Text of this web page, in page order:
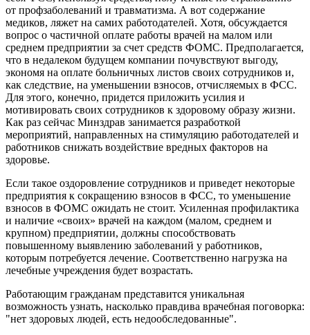
от профзаболеваний и травматизма. А вот содержание
медиков, ляжет на самих работодателей. Хотя, обсуждается
вопрос о частичной оплате работы врачей на малом или
среднем предприятии за счет средств ФОМС. Предполагается,
что в недалеком будущем компании почувствуют выгоду,
экономя на оплате больничных листов своих сотрудников и,
как следствие, на уменьшении взносов, отчисляемых в ФСС.
Для этого, конечно, придется приложить усилия и
мотивировать своих сотрудников к здоровому образу жизни.
Как раз сейчас Минздрав занимается разработкой
мероприятий, направленных на стимуляцию работодателей и
работников снижать воздействие вредных факторов на
здоровье.
Если такое оздоровление сотрудников и приведет некоторые
предприятия к сокращению взносов в ФСС, то уменьшение
взносов в ФОМС ожидать не стоит. Усиленная профилактика
и наличие «своих» врачей на каждом (малом, среднем и
крупном) предприятии, должны способствовать
повышенному выявлению заболеваний у работников,
которым потребуется лечение. Соответственно нагрузка на
лечебные учреждения будет возрастать.
Работающим гражданам представится уникальная
возможность узнать, насколько правдива врачебная поговорка:
"нет здоровых людей, есть недообследованные".